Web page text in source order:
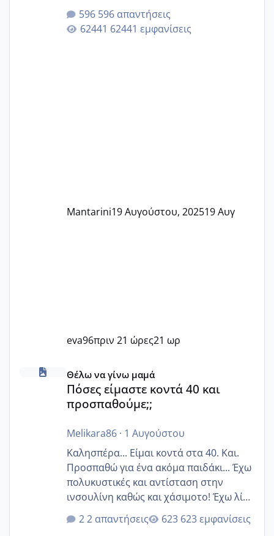
596 απαντήσεις
62441 εμφανίσεις
Mantarini19 Αυγούστου, 202519 Αυγ
eva96πριν 21 ώρες21 ωρ
Πόσες είμαστε κοντά 40 και προσπαθούμε;;
Θέλω να γίνω μαμά
Πόσες είμαστε κοντά 40 και
προσπαθούμε;;
Melikara86· 1 Αυγούστου
Καλησπέρα... Είμαι κοντά στα 40. Και.
Προσπαθώ για ένα ακόμα παιδάκι... Έχω
πολυκυστικές και αντίσταση στην
ινσουλίνη καθώς και χάσιμοτο! Έχω λίγα
κιλά παραπάνω και όσο κ αν προσπαθώ
δεν χάνω εύκολα! Προσπαθώ για ακόμη
2 απαντήσεις 623 εμφανίσεις